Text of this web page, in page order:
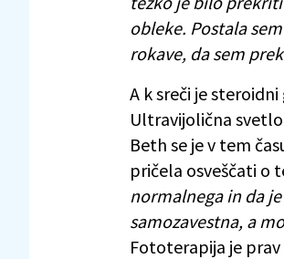
obleke. Postala
rokave, da sem
A k sreči je
Ultravijolična
Beth se je v tem
pričela osveščati o
normalnega in da
samozavestna, a
Fototerapija je